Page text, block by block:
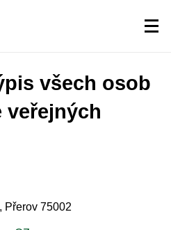
všech osob
veřejných
Přerov 75002